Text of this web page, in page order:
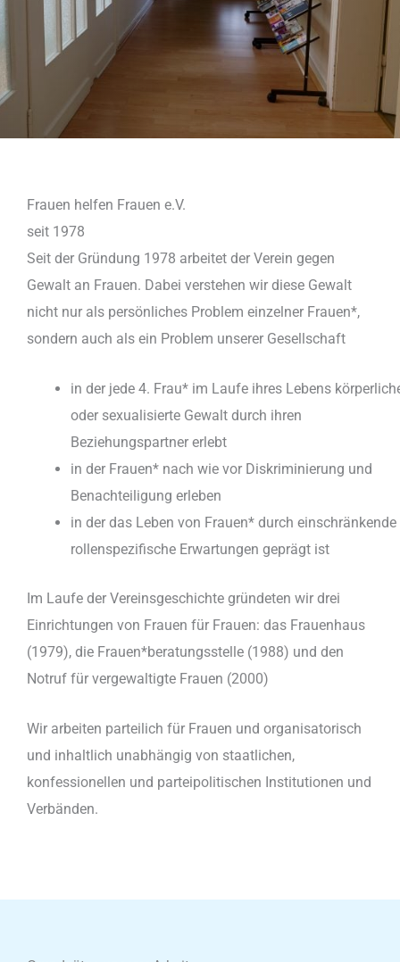
Frauen helfen Frauen e.V.
seit 1978
Seit der Gründung 1978 arbeitet der Verein gegen
Gewalt an Frauen. Dabei verstehen wir diese Gewalt
nicht nur als persönliches Problem einzelner Frauen*,
sondern auch als ein Problem unserer Gesellschaft
in der jede 4. Frau* im Laufe ihres Lebens
oder sexualisierte Gewalt durch ihren
Beziehungspartner erlebt
in der Frauen* nach wie vor Diskriminierung und
Benachteiligung erleben
in der das Leben von Frauen* durch einschränkende
rollenspezifische Erwartungen geprägt ist
Im Laufe der Vereinsgeschichte gründeten wir drei
Einrichtungen von Frauen für Frauen: das Frauenhaus
(1979), die Frauen*beratungsstelle (1988) und den
Notruf für vergewaltigte Frauen (2000)
Wir arbeiten parteilich für Frauen und organisatorisch
und inhaltlich unabhängig von staatlichen,
konfessionellen und parteipolitischen Institutionen und
Verbänden.